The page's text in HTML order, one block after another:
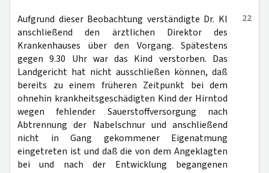
22
Aufgrund dieser Beobachtung verständigte Dr. Kl
anschließend den ärztlichen Direktor des
Krankenhauses über den Vorgang. Spätestens
gegen 9.30 Uhr war das Kind verstorben. Das
Landgericht hat nicht ausschließen können, daß
bereits zu einem früheren Zeitpunkt bei dem
ohnehin krankheitsgeschädigten Kind der Hirntod
wegen fehlender Sauerstoffversorgung nach
Abtrennung der Nabelschnur und anschließend
nicht in Gang gekommener Eigenatmung
eingetreten ist und daß die von dem Angeklagten
bei und nach der Entwicklung begangenen